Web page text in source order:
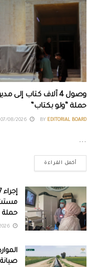
وصول 4 آلاف كتاب
حملة “ولو بكتاب”
BY EDITORIAL BOARD
...
أكمل القراءة
حملة